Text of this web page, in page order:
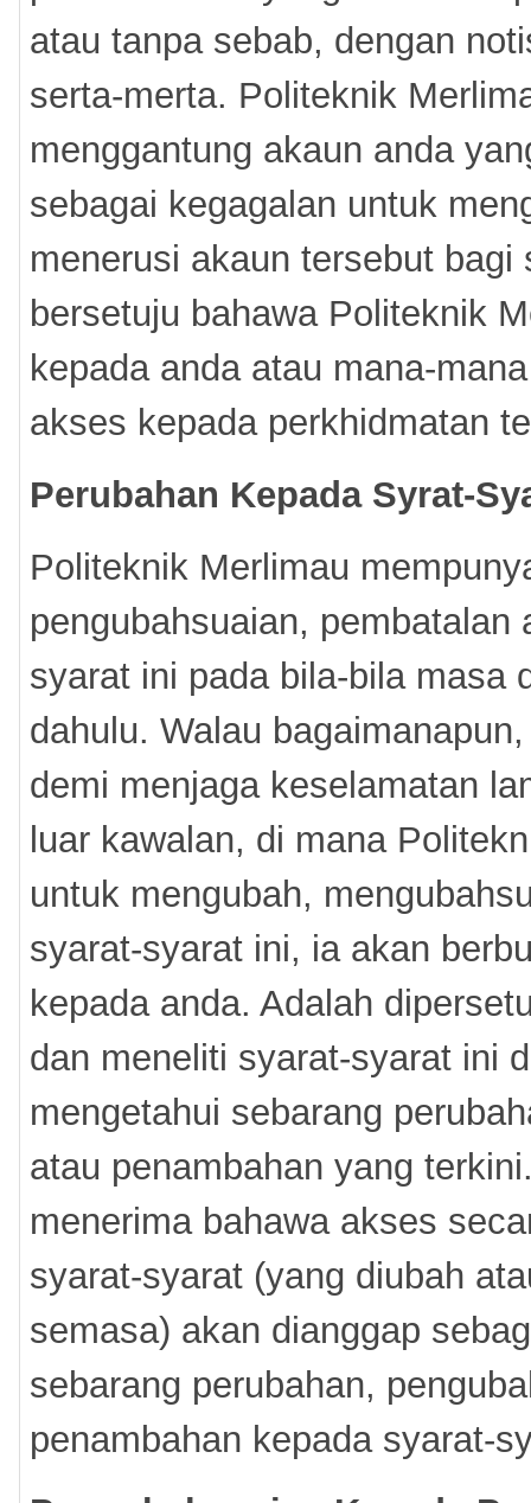
atau tanpa sebab, dengan
serta-merta. Politeknik
menggantung akaun anda
sebagai kegagalan untuk
menerusi akaun tersebut
bersetuju bahawa Politeknik
kepada anda atau mana-
akses kepada perkhidmatan
Perubahan Kepada Syrat-
Politeknik Merlimau
pengubahsuaian,
syarat ini pada bila-bila masa
dahulu. Walau
demi menjaga keselamatan
luar kawalan, di mana
untuk mengubah,
syarat-syarat ini, ia akan
kepada anda. Adalah
dan meneliti syarat-syarat ini
mengetahui sebarang
atau penambahan yang
menerima bahawa akses
syarat-syarat (yang diubah
semasa) akan dianggap
sebarang perubahan,
penambahan kepada syarat-